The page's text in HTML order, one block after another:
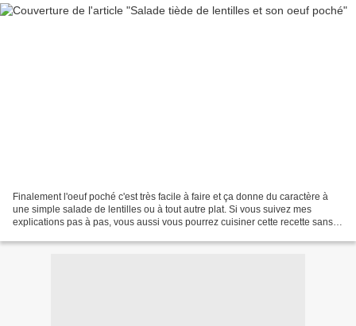
Finalement l'oeuf poché c'est très facile à faire et ça donne du caractère à
une simple salade de lentilles ou à tout autre plat. Si vous suivez mes
explications pas à pas, vous aussi vous pourrez cuisiner cette recette sans